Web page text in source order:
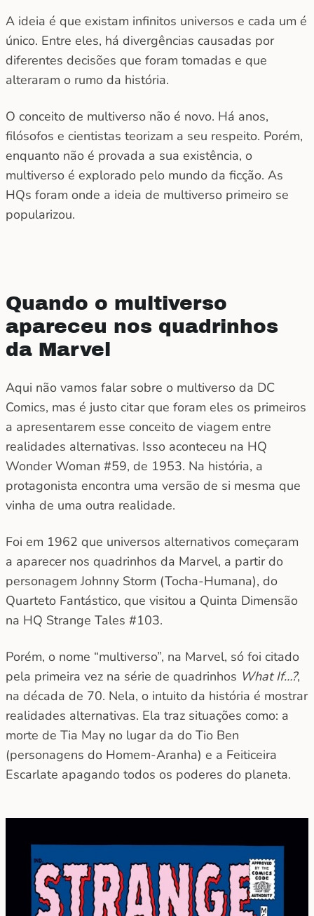
A ideia é que existam infinitos universos e cada um é
único. Entre eles, há divergências causadas por
diferentes decisões que foram tomadas e que
alteraram o rumo da história.
O conceito de multiverso não é novo. Há anos,
filósofos e cientistas teorizam a seu respeito. Porém,
enquanto não é provada a sua existência, o
multiverso é explorado pelo mundo da ficção. As
HQs foram onde a ideia de multiverso primeiro se
popularizou.
Quando o multiverso
apareceu nos quadrinhos
da Marvel
Aqui não vamos falar sobre o multiverso da DC
Comics, mas é justo citar que foram eles os primeiros
a apresentarem esse conceito de viagem entre
realidades alternativas. Isso aconteceu na HQ
Wonder Woman #59, de 1953. Na história, a
protagonista encontra uma versão de si mesma que
vinha de uma outra realidade.
Foi em 1962 que universos alternativos começaram
a aparecer nos quadrinhos da Marvel, a partir do
personagem Johnny Storm (Tocha-Humana), do
Quarteto Fantástico, que visitou a Quinta Dimensão
na HQ Strange Tales #103.
Porém, o nome “multiverso”, na Marvel, só foi citado
pela primeira vez na série de quadrinhos What If…?,
na década de 70. Nela, o intuito da história é mostrar
realidades alternativas. Ela traz situações como: a
morte de Tia May no lugar da do Tio Ben
(personagens do Homem-Aranha) e a Feiticeira
Escarlate apagando todos os poderes do planeta.